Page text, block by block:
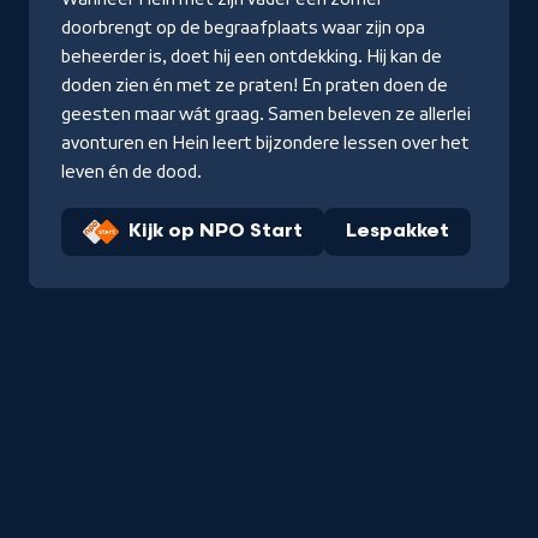
doorbrengt op de begraafplaats waar zijn opa
beheerder is, doet hij een ontdekking. Hij kan de
doden zien én met ze praten! En praten doen de
geesten maar wát graag. Samen beleven ze allerlei
avonturen en Hein leert bijzondere lessen over het
leven én de dood.
Kijk op NPO Start Lespakket